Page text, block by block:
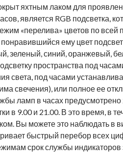
яхтным лаком для
является RGB подсветка,
«перелива» цветов по всей
ему цвет
зеленый, синий, оранжевый,
пространства под
света, под часами
свечения), или полное ее
ламп в часах
в 9.00 и 21.00. В это время, в
Вы можете это наблюдать в
быстрый перебор всех
срок службы индикаторов